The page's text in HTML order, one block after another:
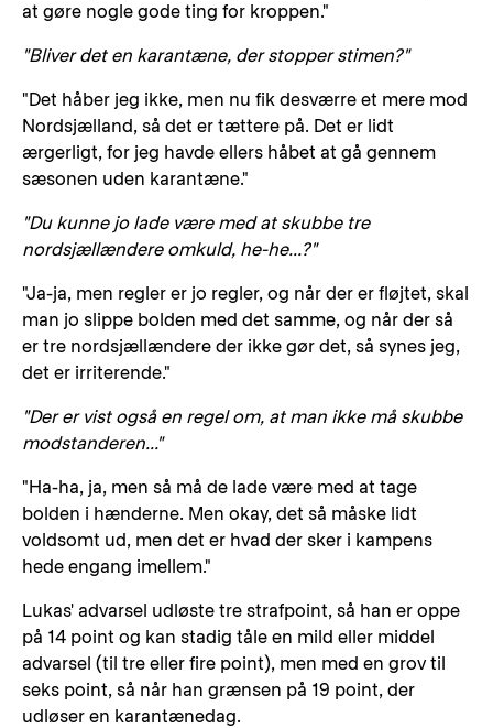
at gøre nogle gode ting for kroppen."
"Bliver det en karantæne, der stopper stimen?"
"Det håber jeg ikke, men nu fik desværre et mere mod
Nordsjælland, så det er tættere på. Det er lidt
ærgerligt, for jeg havde ellers håbet at gå gennem
sæsonen uden karantæne."
"Du kunne jo lade være med at skubbe tre
nordsjællændere omkuld, he-he...?"
"Ja-ja, men regler er jo regler, og når der er fløjtet, skal
man jo slippe bolden med det samme, og når der så
er tre nordsjællændere der ikke gør det, så synes jeg,
det er irriterende."
"Der er vist også en regel om, at man ikke må skubbe
modstanderen..."
"Ha-ha, ja, men så må de lade være med at tage
bolden i hænderne. Men okay, det så måske lidt
voldsomt ud, men det er hvad der sker i kampens
hede engang imellem."
Lukas' advarsel udløste tre strafpoint, så han er oppe
på 14 point og kan stadig tåle en mild eller middel
advarsel (til tre eller fire point), men med en grov til
seks point, så når han grænsen på 19 point, der
udløser en karantænedag.